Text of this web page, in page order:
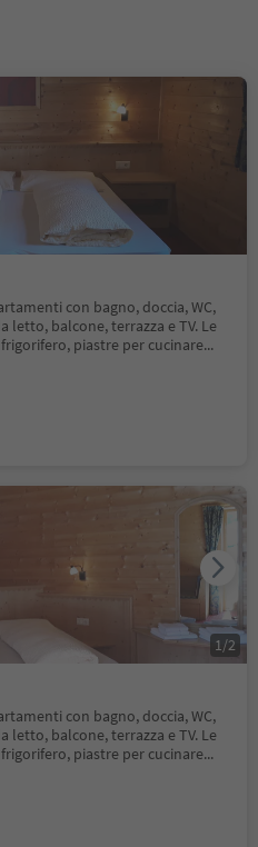
con bagno, doccia, WC,
letto, balcone, terrazza e TV. Le
piastre per cucinare...
con bagno, doccia, WC,
letto, balcone, terrazza e TV. Le
piastre per cucinare...
1/2